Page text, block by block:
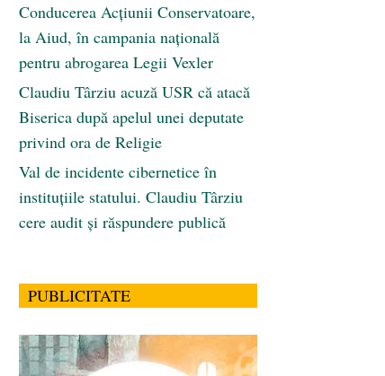
Conducerea Acțiunii Conservatoare,
la Aiud, în campania națională
pentru abrogarea Legii Vexler
Claudiu Târziu acuză USR că atacă
Biserica după apelul unei deputate
privind ora de Religie
Val de incidente cibernetice în
instituțiile statului. Claudiu Târziu
cere audit și răspundere publică
PUBLICITATE